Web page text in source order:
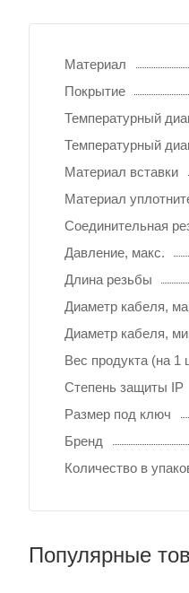
Материал
Покрытие
Температурный
Температурный
Материал вставки
Материал
Соединительная
Давление, макс.
Длина резьбы
Диаметр кабеля,
Диаметр кабеля,
Вес продукта (на 1
Степень защиты IP
Размер под ключ
Бренд
Количество в
Популярные